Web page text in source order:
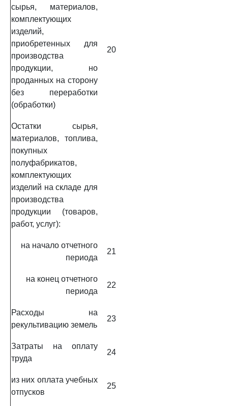
сырья, материалов,
комплектующих
изделий,
приобретенных для
производства
продукции, но
проданных на сторону
без переработки
(обработки)
20
Остатки сырья,
материалов, топлива,
покупных
полуфабрикатов,
комплектующих
изделий на складе для
производства
продукции (товаров,
работ, услуг):
на начало отчетного
периода
21
на конец отчетного
периода
22
Расходы на
рекультивацию земель
23
Затраты на оплату
труда
24
из них оплата учебных
отпусков
25